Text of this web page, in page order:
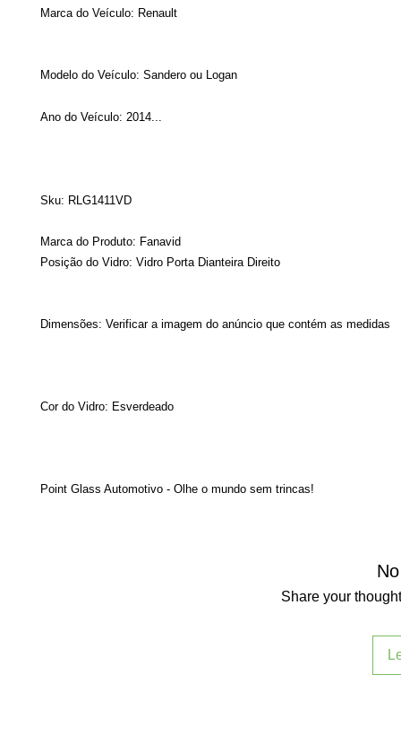
Marca do Veículo: Renault
Modelo do Veículo: Sandero ou Logan
Ano do Veículo: 2014...
Sku: RLG1411VD
Marca do Produto: Fanavid
Posição do Vidro: Vidro Porta Dianteira Direito
Dimensões: Verificar a imagem do anúncio que contém as medidas
Cor do Vidro: Esverdeado
Point Glass Automotivo - Olhe o mundo sem trincas!
Share your